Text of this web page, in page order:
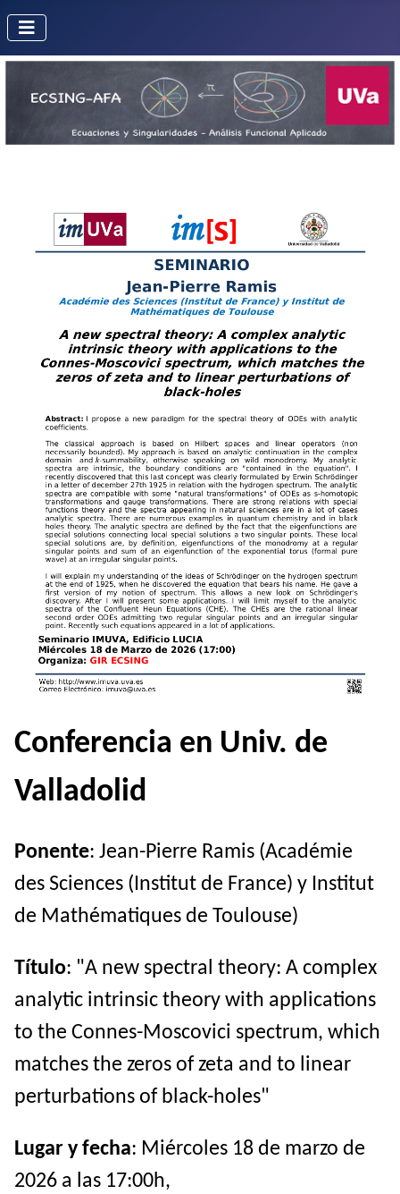
Conferencia en Univ. de
Valladolid
Ponente: Jean-Pierre Ramis (Académie
des Sciences (Institut de France) y Institut
de Mathématiques de Toulouse)
Título: "A new spectral theory: A complex
analytic intrinsic theory with applications
to the Connes-Moscovici spectrum, which
matches the zeros of zeta and to linear
perturbations of black-holes"
Lugar y fecha: Miércoles 18 de marzo de
2026 a las 17:00h,